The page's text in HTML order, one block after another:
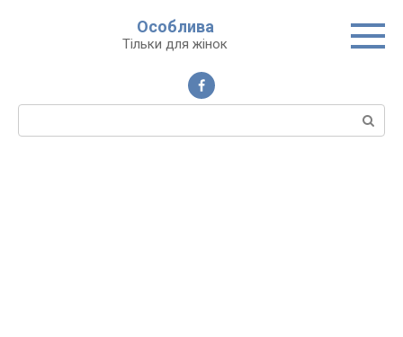
Особлива
Тільки для жінок
Пошук: